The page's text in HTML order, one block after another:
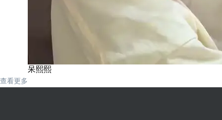
呆熙熙
查看更多